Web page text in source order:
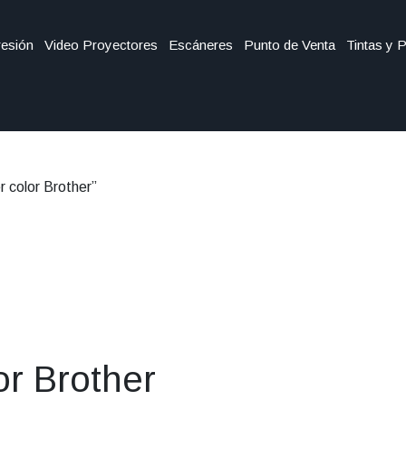
Video Proyectores Escáneres Punto de Venta Tintas y
color Brother”
Brother